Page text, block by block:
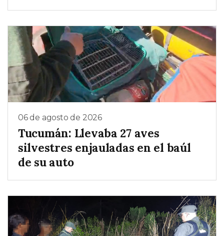
06 de agosto de 2026
Tucumán: Llevaba 27 aves
silvestres enjauladas en el baúl
de su auto